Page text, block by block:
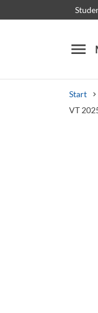
menu
Start
VT